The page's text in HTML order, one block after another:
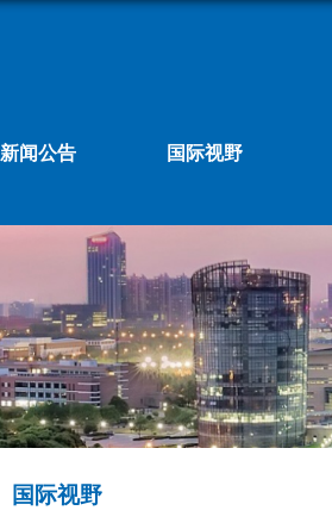
新闻公告 国际视野
国际视野